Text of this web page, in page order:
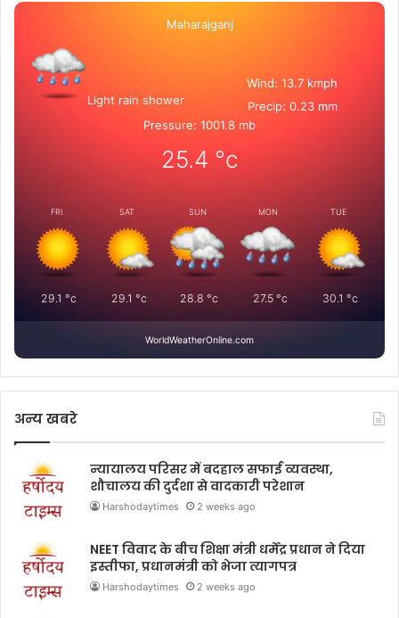
Maharajganj
Light rain shower
Wind: 13.7 kmph
Precip: 0.23 mm
Pressure: 1001.8 mb
25.4 °c
FRI
29.1 °c
SAT
29.1 °c
SUN
28.8 °c
MON
27.5°c
TUE
30.1 °c
WorldWeatherOnline.com
अन्य खबरे
न्यायालय परिसर में बदहाल सफाई व्यवस्था,
शौचालय की दुर्दशा से वादकारी परेशान
Harshodaytimes 2 weeks ago
NEET विवाद के बीच शिक्षा मंत्री धर्मेंद्र प्रधान ने दिया
इस्तीफा, प्रधानमंत्री को भेजा त्यागपत्र
Harshodaytimes 2 weeks ago